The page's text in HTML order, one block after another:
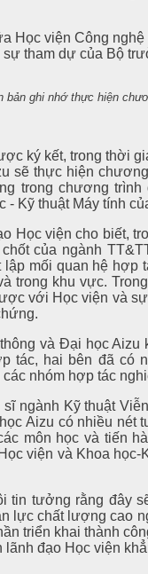
Học viện Công
tham dự của Bộ
bản ghi nhớ thực hiện
ký kết, trong thời
sẽ thực hiện
trong chương trình
- Kỹ thuật Máy tính
Học viện cho biết,
của ngành
mối quan hệ hợp
trong khu vực.
với Học viện và
và Đại học Aizu
tác, hai bên đã có
nhóm hợp tác
ngành Kỹ thuật
Aizu có nhiều nét
môn học và tiến
viện và Khoa
tin tưởng rằng đây
lực chất lượng cao
triển khai thành
đạo Học viện